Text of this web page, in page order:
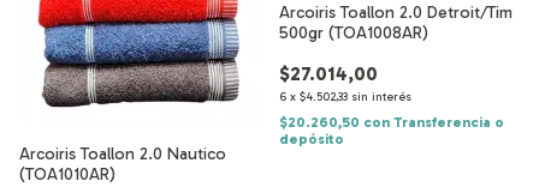
Arcoiris Toallon 2.0 Nautico
(TOA1010AR)
Arcoiris Toallon 2.0 Detroit/Tim
500gr (TOA1008AR)
$27.014,00
6 x $4.502,33 sin interés
$20.260,50 con Transferencia o
depósito